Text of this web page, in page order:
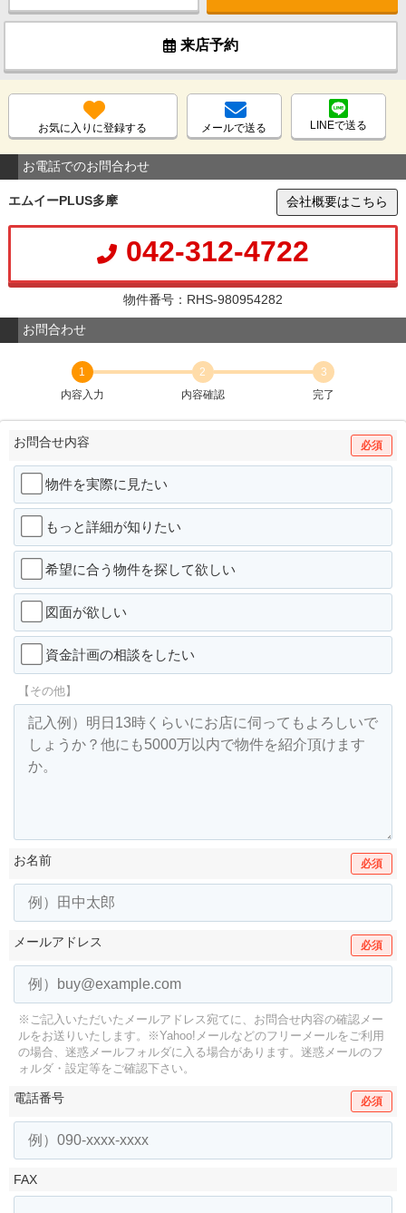
来店予約
お気に入りに登録する メールで送る LINEで送る
お電話でのお問合わせ
エムイーPLUS多摩 会社概要はこちら
042-312-4722
物件番号：RHS-980954282
お問合わせ
1
内容入力
2
内容確認
3
完了
お問合せ内容 必須
物件を実際に見たい
もっと詳細が知りたい
希望に合う物件を探して欲しい
図面が欲しい
資金計画の相談をしたい
【その他】
お名前 必須
メールアドレス 必須
※ご記入いただいたメールアドレス宛てに、お問合せ内容の確認メー
ルをお送りいたします。
※Yahoo!メールなどのフリーメールをご利用
の場合、迷惑メールフォルダに入る場合があります。 迷惑メールのフ
ォルダ・設定等をご確認下さい。
電話番号 必須
FAX